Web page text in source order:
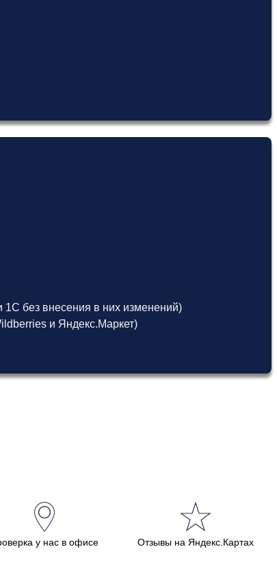
без внесения в них изменений)
и Яндекс.Маркет)
у нас в офисе Отзывы на Яндекс.Картах